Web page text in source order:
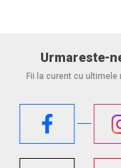
Urmareste-
Fii la curent cu